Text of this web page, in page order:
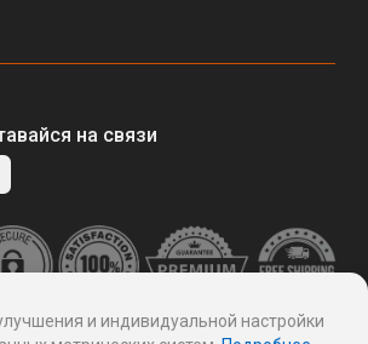
на связи
и индивидуальной настройки